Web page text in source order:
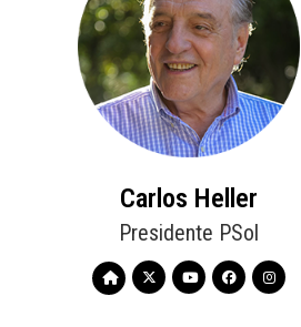
Carlos Heller
Presidente PSol